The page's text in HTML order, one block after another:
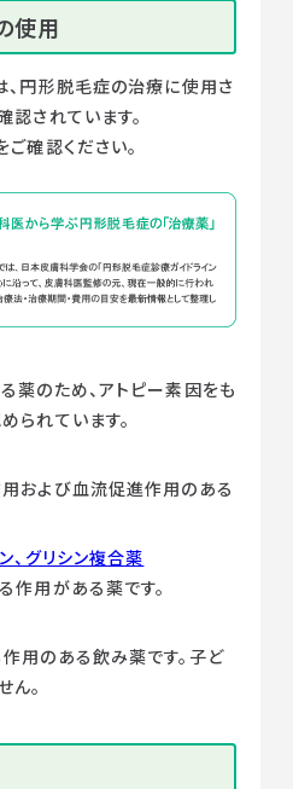
使用
、円形脱毛症の治療に使用さ
認されています。
ご確認ください。
薬のため、アトピー素因をも
られています。
および血流促進作用のある
、グリシン複合薬
作用がある薬です。
用のある飲み薬です。子ど
ん。